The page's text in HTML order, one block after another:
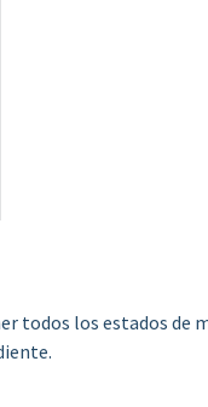
todos los estados de